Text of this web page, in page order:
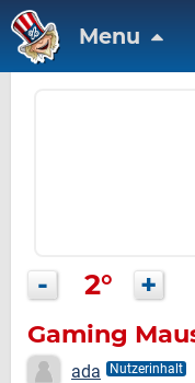
Menu
- 2° +
Gaming
ada Nutzerinhalt